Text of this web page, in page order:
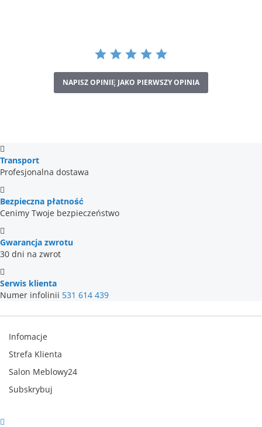
NAPISZ OPINIĘ JAKO PIERWSZY OPINIA
Transport
Profesjonalna dostawa
Bezpieczna płatność
Cenimy Twoje bezpieczeństwo
Gwarancja zwrotu
30 dni na zwrot
Serwis klienta
Numer infolinii 531 614 439
Infomacje
Strefa Klienta
Salon Meblowy24
Subskrybuj